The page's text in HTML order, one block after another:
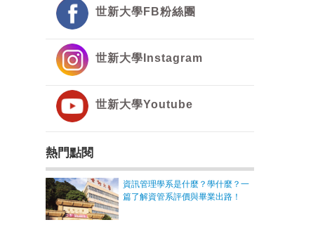
世新大學FB粉絲團
世新大學Instagram
世新大學Youtube
熱門點閱
資訊管理學系是什麼？學什麼？一
篇了解資管系評價與畢業出路！